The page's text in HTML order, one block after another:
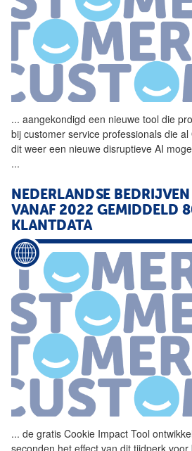
... aangekondigd een nieuwe tool die
bij customer service professionals die
dit weer een nieuwe disruptieve AI
...
NEDERLANDSE
VANAF 2022 GEMIDDELD
KLANTDATA
... de gratis Cookie Impact Tool